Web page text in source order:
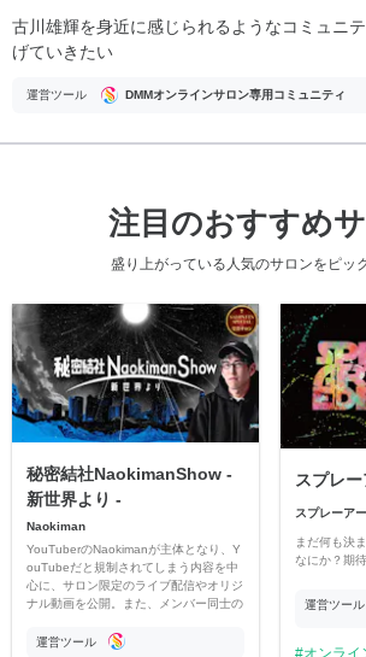
古川雄輝を身近に感じられるようなコミュニ
げていきたい
運営ツール DMMオンラインサロン専用コミュニティ
注目のおすすめ
盛り上がっている人気のサロンをピッ
秘密結社NaokimanShow -
新世界より -
Naokiman
YouTuberのNaokimanが主体となり、Y
ouTubeだと規制されてしまう内容を中
心に、サロン限定のライブ配信やオリジ
ナル動画を公開。また、メンバー同士の
ただいています。
運営ツール
スプレ
スプレーア
まだ何も決
なにか？期
運営ツール
オンライ